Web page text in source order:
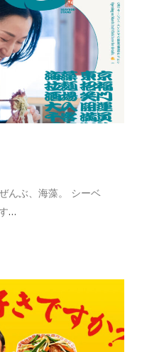
んぶ、海藻。 シーベ
…